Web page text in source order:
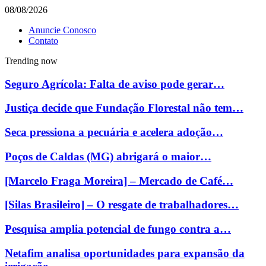
08/08/2026
Anuncie Conosco
Contato
Trending now
Seguro Agrícola: Falta de aviso pode gerar…
Justiça decide que Fundação Florestal não tem…
Seca pressiona a pecuária e acelera adoção…
Poços de Caldas (MG) abrigará o maior…
[Marcelo Fraga Moreira] – Mercado de Café…
[Silas Brasileiro] – O resgate de trabalhadores…
Pesquisa amplia potencial de fungo contra a…
Netafim analisa oportunidades para expansão da